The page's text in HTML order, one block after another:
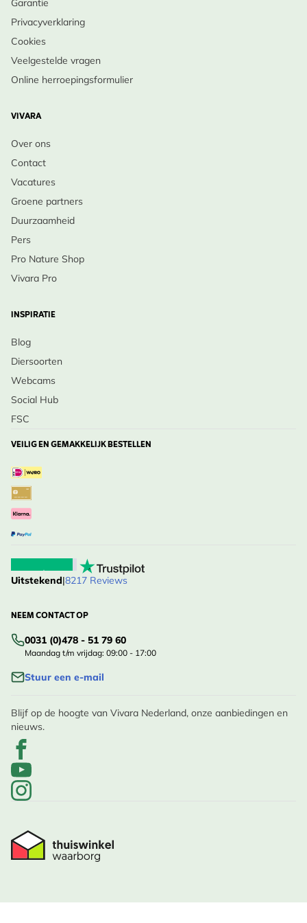
Inheemse Status:
Oorspronkelijk afkomstig uit Noord-Amerika, maar in
Europese tuinen geliefd om zijn sierwaarde en
bestuiversvriendelijkheid.
Verzorging
doorlatende, vochtige grond.
•Bodem & Licht
matig vochtige, vruchtbare grond.
•Onderhoud: Weinig nodig; kan gesnoeid worden in
de late herfst of het vroege voorjaar.
•Winteroverleving
af en loopt in het voorjaar weer uit.
•Levensduur
Breng een stijlvolle, natuurlijke uitstraling in je tuin
met het contrastrijke en bestuivervriendelijke
Koninginnekruid 'Chocolate'!
Privacyverklaring
Cookies
Veelgestelde vragen
Online herroepingsformulier
VIVARA
Over ons
Contact
Vacatures
Groene partners
Duurzaamheid
Pers
Pro Nature Shop
Vivara Pro
INSPIRATIE
Blog
Diersoorten
Webcams
Social Hub
FSC
VEILIG EN GEMAKKELIJK BESTELLEN
Uitstekend|8217 Reviews
NEEM CONTACT OP
0031 (0)478 - 51 79 60
Maandag t/m vrijdag: 09:00 - 17:00
Stuur een e-mail
Blijf op de hoogte van Vivara Nederland, onze aanbiedingen en
nieuws.